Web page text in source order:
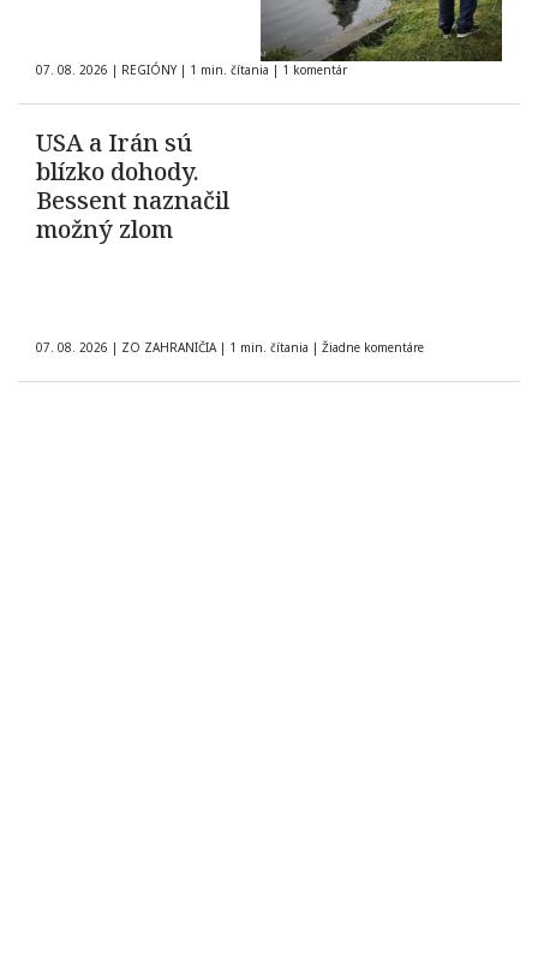
07. 08. 2026 | REGIÓNY | 1 min. čítania | 1 komentár
USA a Irán sú
blízko dohody.
Bessent naznačil
možný zlom
07. 08. 2026 | ZO ZAHRANIČIA | 1 min. čítania | Žiadne komentáre